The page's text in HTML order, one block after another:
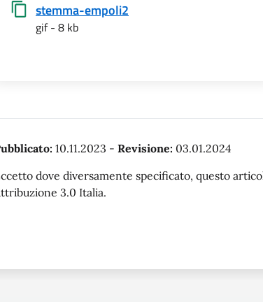
stemma-empoli2
gif - 8 kb
10.11.2023 - Revisione: 03.01.2024
dove diversamente specificato, questo
3.0 Italia.